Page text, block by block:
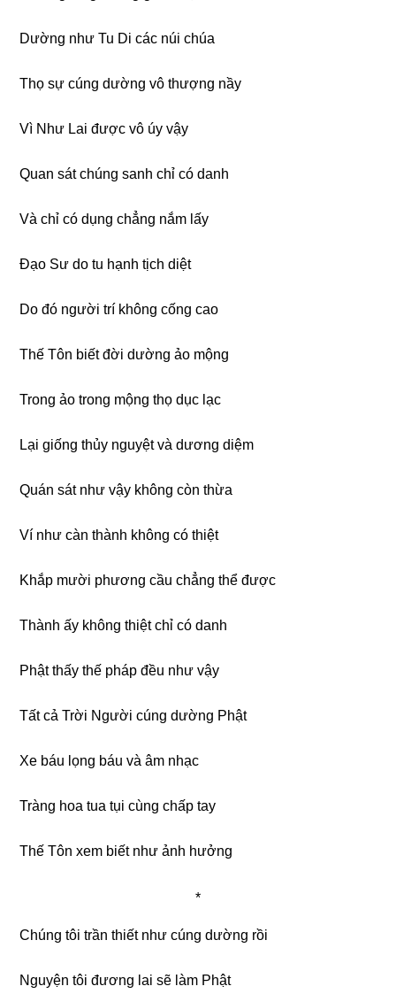
Dường như Tu Di các núi chúa
Thọ sự cúng dường vô thượng nầy
Vì Như Lai được vô úy vậy
Quan sát chúng sanh chỉ có danh
Và chỉ có dụng chẳng nắm lấy
Ðạo Sư do tu hạnh tịch diệt
Do đó người trí không cống cao
Thế Tôn biết đời dường ảo mộng
Trong ảo trong mộng thọ dục lạc
Lại giống thủy nguyệt và dương diệm
Quán sát như vậy không còn thừa
Ví như càn thành không có thiệt
Khắp mười phương cầu chẳng thể được
Thành ấy không thiệt chỉ có danh
Phật thấy thế pháp đều như vậy
Tất cả Trời Người cúng dường Phật
Xe báu lọng báu và âm nhạc
Tràng hoa tua tụi cùng chấp tay
Thế Tôn xem biết như ảnh hưởng
*
Chúng tôi trần thiết như cúng dường rồi
Nguyện tôi đương lai sẽ làm Phật